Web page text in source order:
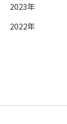
2023年
2022年